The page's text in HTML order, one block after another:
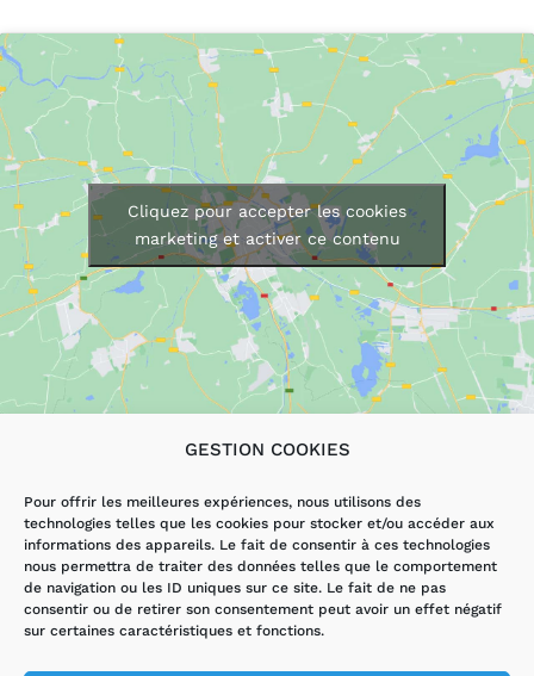
GESTION COOKIES
Pour offrir les meilleures expériences, nous utilisons des
technologies telles que les cookies pour stocker et/ou accéder aux
informations des appareils. Le fait de consentir à ces technologies
nous permettra de traiter des données telles que le comportement
de navigation ou les ID uniques sur ce site. Le fait de ne pas
consentir ou de retirer son consentement peut avoir un effet négatif
sur certaines caractéristiques et fonctions.
Cliquez pour accepter les cookies
marketing et activer ce contenu
LES SERVICES
DÉPANNAGE
ÉLECTRICITÉ
VMI/VMC
RÉNOVATION
HANDIBAT
AUTRES PAGES
ACCUEIL
ACTUALITÉS
CONTACT
MENTIONS